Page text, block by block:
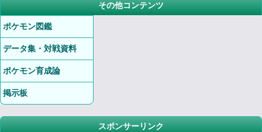
その他コンテンツ
ポケモン図鑑
データ集・対戦資料
ポケモン育成論
掲示板
スポンサーリンク